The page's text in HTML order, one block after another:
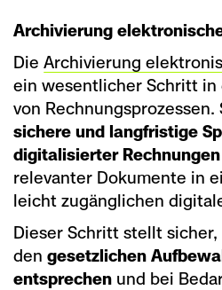
Archivierung
Die Archivierung
ein wesentlicher Schritt in
von Rechnungsprozessen.
sichere und langfristige
digitalisierter Rechnungen
relevanter Dokumente in
leicht zugänglichen
Dieser Schritt stellt
den gesetzlichen
entsprechen und bei